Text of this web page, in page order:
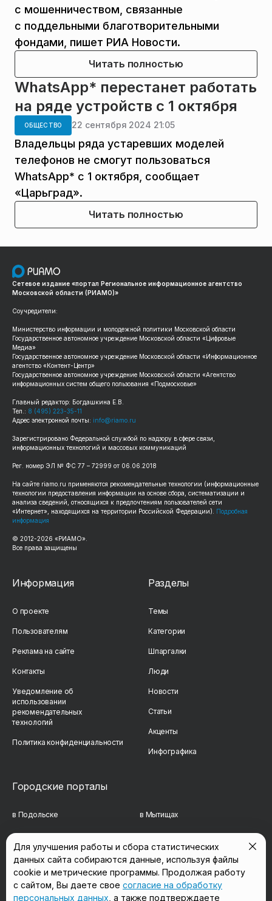
с мошенничеством, связанные
с поддельными благотворительными
фондами, пишет РИА Новости.
Читать полностью
WhatsApp* перестанет работать
на ряде устройств с 1 октября
ОБЩЕСТВО 22 сентября 2024 21:05
Владельцы ряда устаревших моделей
телефонов не смогут пользоваться
WhatsApp* с 1 октября, сообщает
«Царьград».
Читать полностью
Сетевое издание «портал Региональное информационное агентство
Московской области (РИАМО)»
Соучредители:
Министерство информации и молодежной политики Московской области
Государственное автономное учреждение Московской области «Цифровые
Медиа»
Государственное автономное учреждение Московской области «Информационное
агентство «Контент-Центр»
Государственное автономное учреждение Московской области «Агентство
информационных систем общего пользования «Подмосковье»
Главный редактор: Богдашкина Е.В.
Тел.: 8 (495) 223-35-11
Адрес электронной почты: info@riamo.ru
Зарегистрировано Федеральной службой по надзору в сфере связи,
информационных технологий и массовых коммуникаций
Рег. номер ЭЛ № ФС 77 – 72999 от 06.06.2018
На сайте riamo.ru применяются рекомендательные технологии (информационные
технологии предоставления информации на основе сбора, систематизации и
анализа сведений, относящихся к предпочтениям пользователей сети
«Интернет», находящихся на территории Российской Федерации). Подробная
информация
© 2012-2026 «РИАМО».
Все права защищены
Информация
О проекте
Пользователям
Реклама на сайте
Контакты
Уведомление об
использовании
рекомендательных
технологий
Политика конфиденциальности
Разделы
Темы
Категории
Шпаргалки
Люди
Новости
Статьи
Акценты
Инфографика
Городские порталы
в Подольске в Мытищах
в Реутове
в Сергиевом Посаде в Люберцах
в Красногорске в Королёве
Для улучшения работы и сбора статистических
данных сайта собираются данные, используя файлы
cookie и метрические программы. Продолжая работу
с сайтом, Вы даете свое согласие на обработку
персональных данных , а также подтверждаете